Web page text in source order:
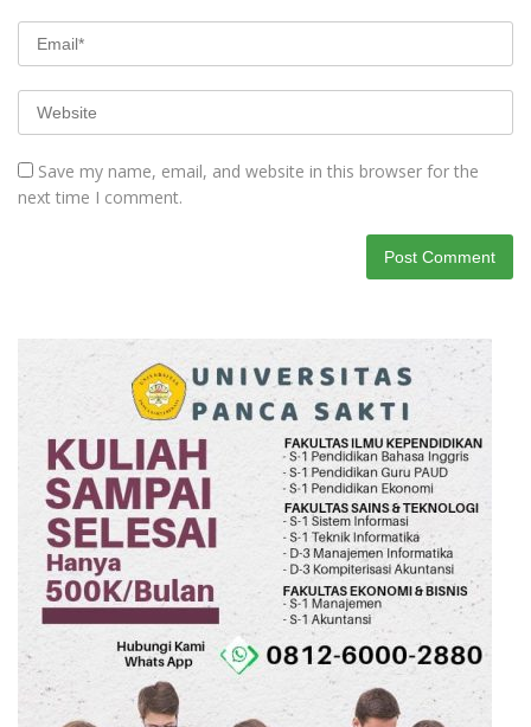
Save my name, email, and website in this browser for the
next time I comment.